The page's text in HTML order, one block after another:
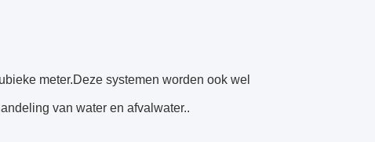
meter.Deze systemen worden ook wel
van water en afvalwater..